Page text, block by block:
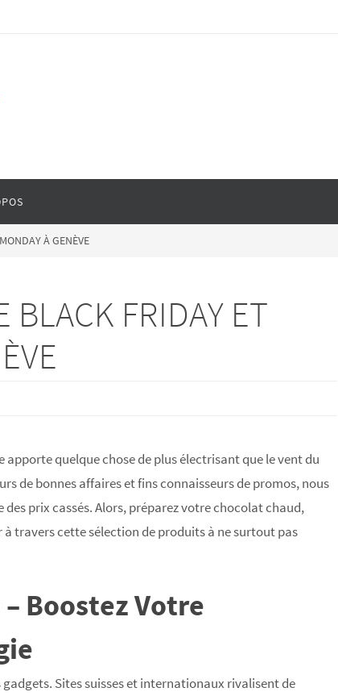
À GENÈVE
BLACK FRIDAY ET
apporte quelque chose de plus électrisant que le vent du
de bonnes affaires et fins connaisseurs de promos, nous
prix cassés. Alors, préparez votre chocolat chaud,
travers cette sélection de produits à ne surtout pas
Boostez Votre
Sites suisses et internationaux rivalisent de